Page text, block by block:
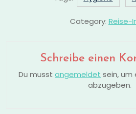
Category: Reise-
Schreibe einen
Du musst angemeldet sein,
abzugeben.